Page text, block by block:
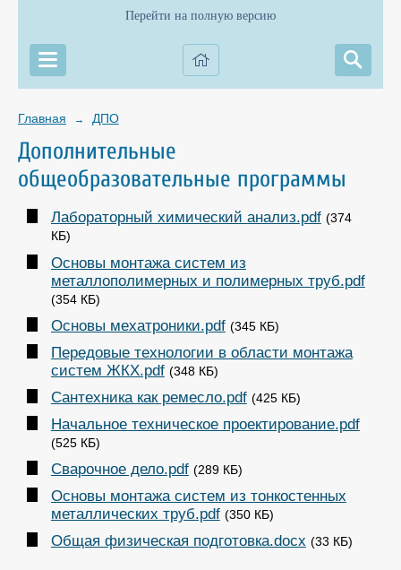
Перейти на полную версию
Главная → ДПО
Дополнительные
общеобразовательные программы
Лабораторный химический анализ.pdf (374
КБ)
Основы монтажа систем из
металлополимерных и полимерных труб.pdf
(354 КБ)
Основы мехатроники.pdf (345 КБ)
Передовые технологии в области монтажа
систем ЖКХ.pdf (348 КБ)
Сантехника как ремесло.pdf (425 КБ)
Начальное техническое проектирование.pdf
(525 КБ)
Сварочное дело.pdf (289 КБ)
Основы монтажа систем из тонкостенных
металлических труб.pdf (350 КБ)
Общая физическая подготовка.docx (33 КБ)